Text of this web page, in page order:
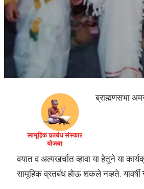
ब्राह्मणसभा
वयात व अल्पखर्चात व्हावा या हेतूने या
सामूहिक व्रतबंध होऊ शकले नव्हते, यावर्षी